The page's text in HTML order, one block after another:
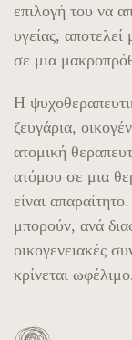
επιλογή του να
υγείας,
σε μια
Η
ζευγάρια,
ατομική
ατόμου σε μια
είναι
μπορούν, ανά
οικογενειακές
κρίνεται ωφέλιμο.